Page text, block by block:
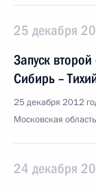
25 декабря
Запуск
Сибирь –
25 декабря 2012
Московская
24 декабря